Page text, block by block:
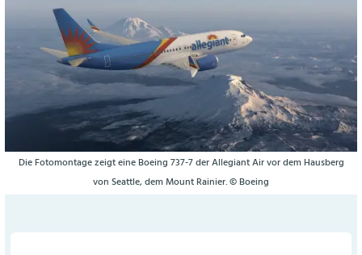
Die Fotomontage zeigt eine Boeing 737-7 der Allegiant Air vor dem Hausberg
von Seattle, dem Mount Rainier. © Boeing